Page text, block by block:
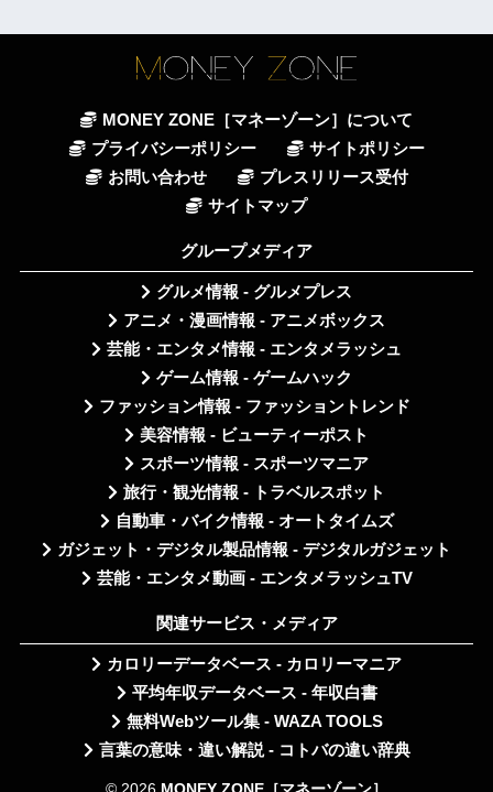
MONEY ZONE［マネーゾーン］について
プライバシーポリシー
サイトポリシー
お問い合わせ
プレスリリース受付
サイトマップ
グループメディア
グルメ情報 - グルメプレス
アニメ・漫画情報 - アニメボックス
芸能・エンタメ情報 - エンタメラッシュ
ゲーム情報 - ゲームハック
ファッション情報 - ファッショントレンド
美容情報 - ビューティーポスト
スポーツ情報 - スポーツマニア
旅行・観光情報 - トラベルスポット
自動車・バイク情報 - オートタイムズ
ガジェット・デジタル製品情報 - デジタルガジェット
芸能・エンタメ動画 - エンタメラッシュTV
関連サービス・メディア
カロリーデータベース - カロリーマニア
平均年収データベース - 年収白書
無料Webツール集 - WAZA TOOLS
言葉の意味・違い解説 - コトバの違い辞典